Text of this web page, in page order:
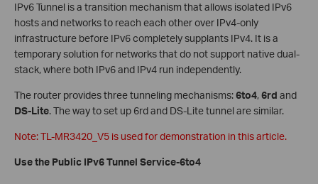
IPv6 Tunnel is a transition mechanism that allows isolated IPv6
hosts and networks to reach each other over IPv4-only
infrastructure before IPv6 completely supplants IPv4. It is a
temporary solution for networks that do not support native dual-
stack, where both IPv6 and IPv4 run independently.
The router provides three tunneling mechanisms:6to4,6rd and
DS-Lite. The way to set up 6rd and DS-Lite tunnel are similar.
Note: TL-MR3420_V5 is used for demonstration in this article.
Use the Public IPv6 Tunnel Service-6to4